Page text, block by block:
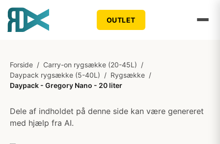
OUTLET
Forside / Carry-on rygsække (20-45L) /
Daypack rygsække (5-40L) / Rygsække /
Daypack - Gregory Nano - 20 liter
Dele af indholdet på denne side kan være genereret
med hjælp fra AI.